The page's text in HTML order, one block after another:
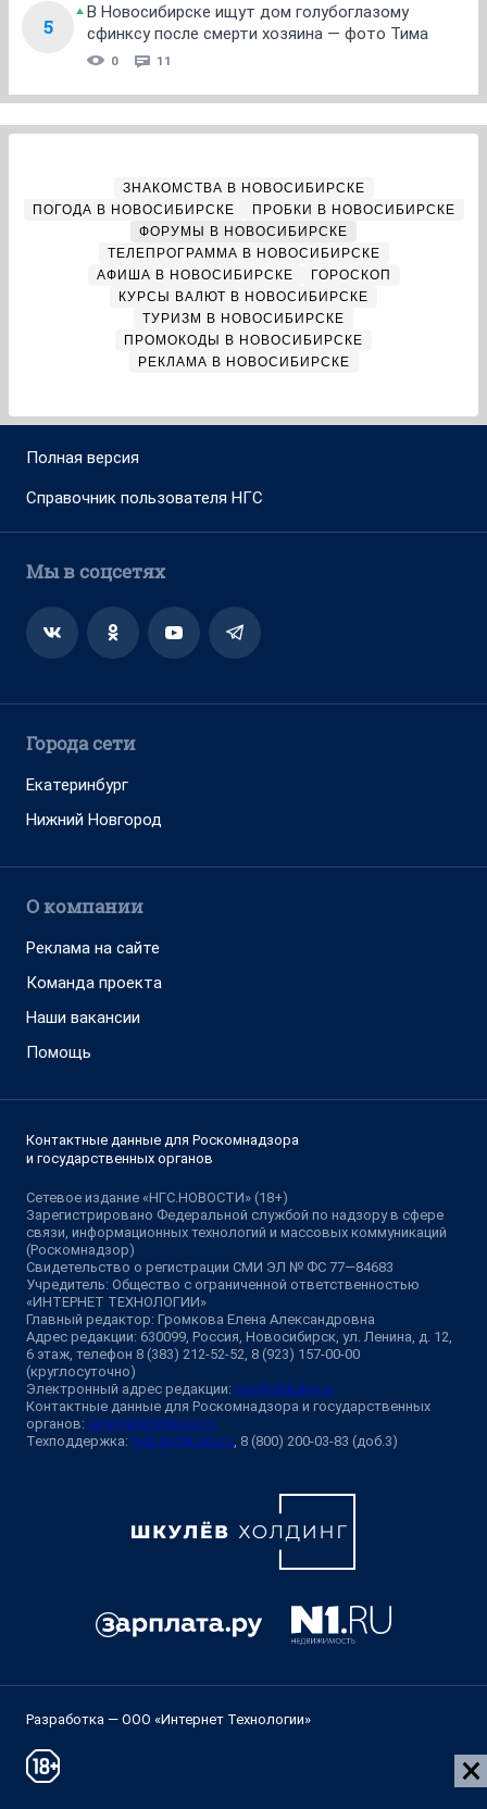
5
В Новосибирске ищут дом голубоглазому
сфинксу после смерти хозяина — фото Тима
0 11
ЗНАКОМСТВА В НОВОСИБИРСКЕ
ПОГОДА В НОВОСИБИРСКЕ
ПРОБКИ В НОВОСИБИРСКЕ
ФОРУМЫ В НОВОСИБИРСКЕ
ТЕЛЕПРОГРАММА В НОВОСИБИРСКЕ
АФИША В НОВОСИБИРСКЕ
ГОРОСКОП
КУРСЫ ВАЛЮТ В НОВОСИБИРСКЕ
ТУРИЗМ В НОВОСИБИРСКЕ
ПРОМОКОДЫ В НОВОСИБИРСКЕ
РЕКЛАМА В НОВОСИБИРСКЕ
Полная версия
Справочник пользователя НГС
Мы в соцсетях
Города сети
Екатеринбург
Нижний Новгород
О компании
Реклама на сайте
Команда проекта
Наши вакансии
Помощь
Контактные данные для Роскомнадзора
и государственных органов
Сетевое издание «НГС.НОВОСТИ» (18+)
Зарегистрировано Федеральной службой по надзору в сфере
связи, информационных технологий и массовых коммуникаций
(Роскомнадзор)
Свидетельство о регистрации СМИ ЭЛ № ФС 77—84683
Учредитель: Общество с ограниченной ответственностью
«ИНТЕРНЕТ ТЕХНОЛОГИИ»
Главный редактор: Громкова Елена Александровна
Адрес редакции: 630099, Россия, Новосибирск, ул. Ленина, д. 12,
6 этаж, телефон 8 (383) 212-52-52, 8 (923) 157-00-00
(круглосуточно)
Электронный адрес редакции: ngs@shkulev.ru
Контактные данные для Роскомнадзора и государственных
органов: juristnsk@shkulev.ru
Техподдержка: help@shkulev.ru , 8 (800) 200-03-83 (доб.3)
Разработка — ООО «Интернет Технологии»